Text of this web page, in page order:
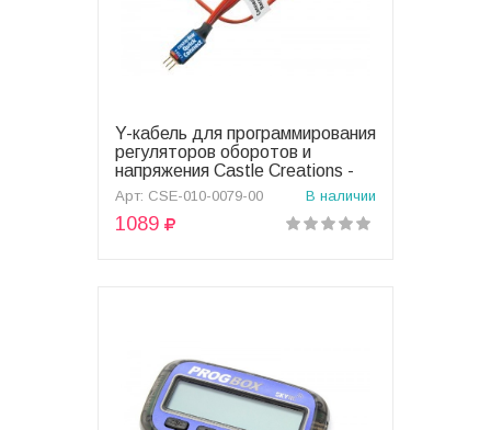
В корзину
Y-кабель для программирования
регуляторов оборотов и
напряжения Castle Creations -
CSE-010-0079-00
Арт: CSE-010-0079-00 В наличии
1089